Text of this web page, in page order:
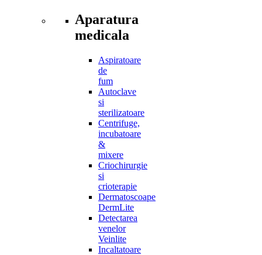
Aparatura
medicala
Aspiratoare
de
fum
Autoclave
si
sterilizatoare
Centrifuge,
incubatoare
&
mixere
Criochirurgie
si
crioterapie
Dermatoscoape
DermLite
Detectarea
venelor
Veinlite
Incaltatoare